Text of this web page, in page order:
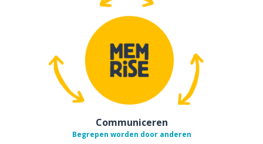
Communiceren
Begrepen worden door anderen